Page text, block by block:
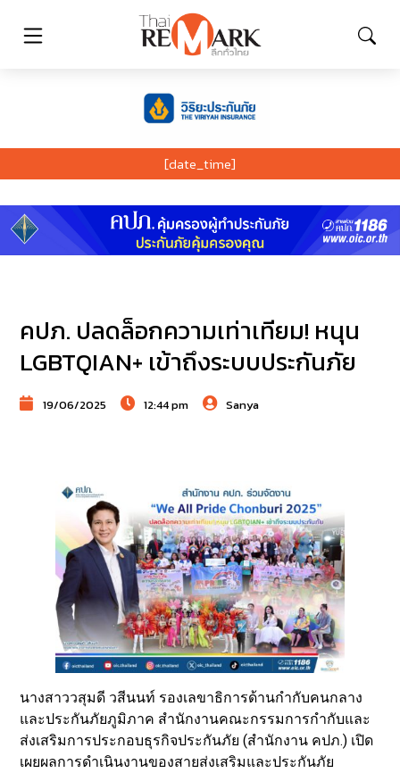
[date_time]
คปภ. ปลดล็อกความเท่าเทียม! หนุน
LGBTQIAN+ เข้าถึงระบบประกันภัย
19/06/2025 12:44 pm Sanya
นางสาววสุมดี วสีนนท์ รองเลขาธิการด้านกำกับคนกลาง
และประกันภัยภูมิภาค สำนักงานคณะกรรมการกำกับและ
ส่งเสริมการประกอบธุรกิจประกันภัย (สำนักงาน คปภ.) เปิด
เผยผลการดำเนินงานของสายส่งเสริมและประกันภัย